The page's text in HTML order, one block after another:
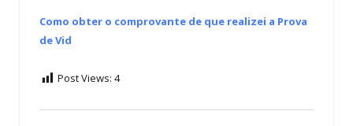
Como obter o comprovante de que realizei a Prova
de Vid
Post Views: 4